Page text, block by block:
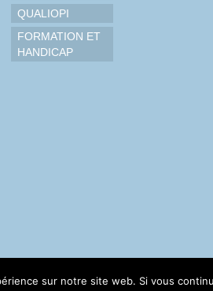
QUALIOPI
FORMATION ET
HANDICAP
sur notre site web. Si vous